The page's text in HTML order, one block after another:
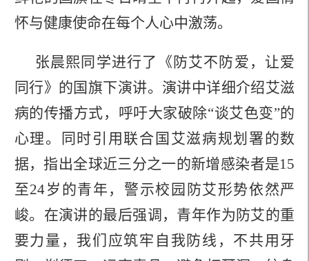
怀与健康使命在每个人心中激荡。
张晨熙同学进行了《防艾不防爱，让爱
同行》的国旗下演讲。演讲中详细介绍艾滋
病的传播方式，呼吁大家破除“谈艾色变”的
心理。同时引用联合国艾滋病规划署的数
据，指出全球近三分之一的新增感染者是15
至24岁的青年，警示校园防艾形势依然严
峻。在演讲的最后强调，青年作为防艾的重
要力量，我们应筑牢自我防线，不共用牙